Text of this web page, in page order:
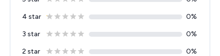
4 star 0%
3 star 0%
2 star 0%